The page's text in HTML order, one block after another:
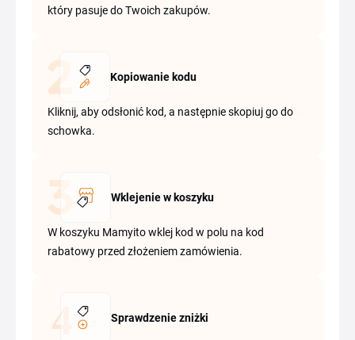
który pasuje do Twoich zakupów.
Kopiowanie kodu
Kliknij, aby odsłonić kod, a następnie skopiuj go do
schowka.
Wklejenie w koszyku
W koszyku Mamyito wklej kod w polu na kod
rabatowy przed złożeniem zamówienia.
Sprawdzenie zniżki